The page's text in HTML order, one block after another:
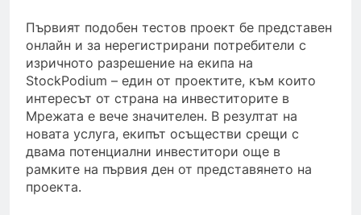
Първият подобен тестов проект бе представен
онлайн и за нерегистрирани потребители с
изричното разрешение на екипа на
StockPodium – един от проектите, към които
интересът от страна на инвеститорите в
Мрежата е вече значителен. В резултат на
новата услуга, екипът осъществи срещи с
двама потенциални инвеститори още в
рамките на първия ден от представянето на
проекта.